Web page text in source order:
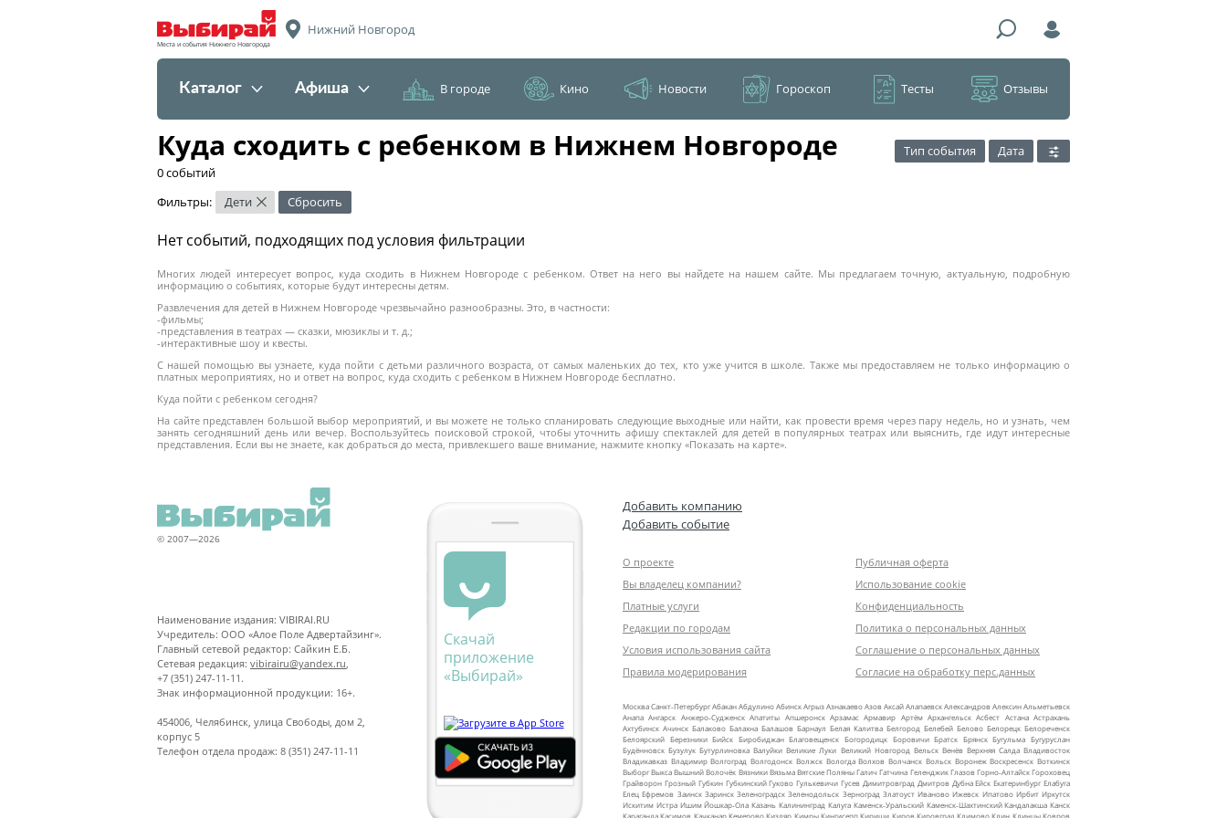
Места и события Нижнего Новгорода
Нижний Новгород
Каталог Афиша В городе Кино Новости Гороскоп Тесты Отзывы
Куда сходить с ребенком в Нижнем Новгороде
0 событий
Тип события Дата
Фильтры: Дети × Сбросить
Многих людей интересует вопрос, куда сходить в Нижнем Новгороде с ребенком. Ответ на него вы найдете на нашем сайте. Мы предлагаем точную, актуальную, подробную
информацию о событиях, которые будут интересны детям.
Развлечения для детей в Нижнем Новгороде чрезвычайно разнообразны. Это, в частности:
-фильмы;
-представления в театрах — сказки, мюзиклы и т. д.;
-интерактивные шоу и квесты.
С нашей помощью вы узнаете, куда пойти с детьми различного возраста, от самых маленьких до тех, кто уже учится в школе. Также мы предоставляем не только информацию о
платных мероприятиях, но и ответ на вопрос, куда сходить с ребенком в Нижнем Новгороде бесплатно.
Куда пойти с ребенком сегодня?
На сайте представлен большой выбор мероприятий, и вы можете не только спланировать следующие выходные или найти, как провести время через пару недель, но и узнать, чем
занять сегодняшний день или вечер. Воспользуйтесь поисковой строкой, чтобы уточнить афишу спектаклей для детей в популярных театрах или выяснить, где идут интересные
представления. Если вы не знаете, как добраться до места, привлекшего ваше внимание, нажмите кнопку «Показать на карте».
Нет событий, подходящих под условия фильтрации
© 2007—2026
Наименование издания: VIBIRAI.RU
Учредитель: ООО «Алое Поле Адвертайзинг».
Главный сетевой редактор: Сайкин Е.Б.
Сетевая редакция: vibirairu@yandex.ru
+7 (351) 247-11-11.
Знак информационной продукции: 16+.
454006, Челябинск, улица Свободы, дом 2,
корпус 5
Телефон отдела продаж: 8 (351) 247-11-11
Скачай
приложение
«Выбирай»
Добавить компанию
Добавить событие
О проекте
Вы владелец компании?
Платные услуги
Редакции по городам
Условия использования сайта
Правила модерирования
Публичная оферта
Использование cookie
Конфиденциальность
Политика о персональных данных
Соглашение о персональных данных
Согласие на обработку перс.данных
МоскваСанкт‑ПетербургАбаканАбдулиноАбинскАгрызАзнакаевоАзовАксайАлапаевскАлександровАлексинАльметьевск
Анапа Ангарск Анжеро‑Судженск Апатиты Апшеронск Арзамас Армавир Артём Архангельск Асбест Астана Астрахань
Ахтубинск Ачинск Балаково Балахна Балашов Барнаул Белая Калитва Белгород Белебей Белово Белорецк Белореченск
Белоярский Березники Бийск Биробиджан Благовещенск Богородицк Боровичи Братск Брянск Бугульма Бугуруслан
Будённовск Бузулук Бутурлиновка Валуйки Великие Луки Великий Новгород Вельск Венёв Верхняя Салда Владивосток
Владикавказ Владимир Волгоград Волгодонск Волжск Вологда Волхов Волчанск Вольск Воронеж Воскресенск Воткинск
ВыборгВыкса Вышний Волочёк Вязники Вязьма Вятские Поляны Галич Гатчина Геленджик Глазов Горно‑АлтайскГороховец
Грайворон Грозный Губкин Губкинский Гуково Гулькевичи Гусев Димитровград Дмитров Дубна Ейск Екатеринбург Елабуга
Елец Ефремов Заинск Заринск Зеленоградск Зеленодольск Зерноград Златоуст Иваново Ижевск Ипатово Ирбит Иркутск
Искитим Истра Ишим Йошкар‑Ола Казань Калининград Калуга Каменск‑Уральский Каменск‑Шахтинский Кандалакша Канск
Караганда Касимов Качканар Кемерово Кизляр Кимры Кингисепп Кириши Киров Кировград Климово Клин Клинцы Ковров